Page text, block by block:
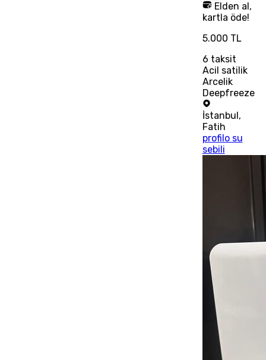
Elden al,
kartla öde!
5.000 TL
6 taksit
Acil satilik
Arcelik
Deepfreeze
İstanbul ,
Fatih
profilo su
sebili